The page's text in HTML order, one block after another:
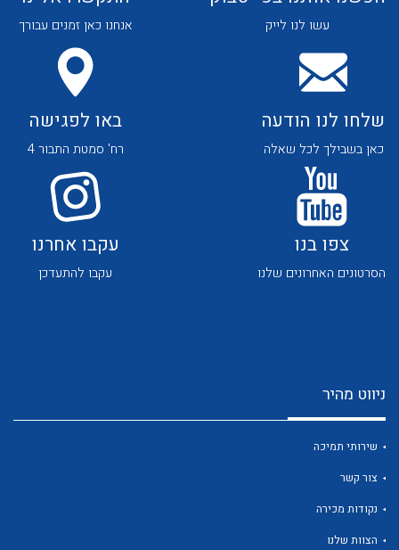
לכל מוצרי היצרן לכל מוצרי היצרן
עשו לנו לייק אנחנו כאן זמנים עבורך
שלחו לנו הודעה
כאן בשבילך לכל שאלה
באו לפגישה
רח' סמטת התבור 4
צפו בנו
הסרטונים האחרונים שלנו
עקבו אחרנו
עקבו להתעדכן
ניווט מהיר
שירותי תמיכה
צור קשר
נקודות מכירה
הצוות שלנו